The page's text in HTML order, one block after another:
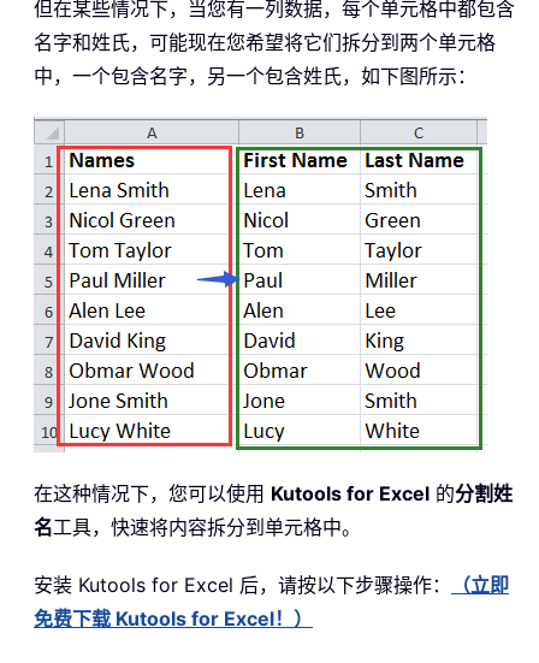
但在某些情况下，当您有一列数据，每个单元格中都包含
名字和姓氏，可能现在您希望将它们拆分到两个单元格
中，一个包含名字，另一个包含姓氏，如下图所示：
在这种情况下，您可以使用 Kutools for Excel 的分割姓
名工具，快速将内容拆分到单元格中。
安装 Kutools for Excel 后，请按以下步骤操作：
（立即
免费下载 Kutools for Excel！）